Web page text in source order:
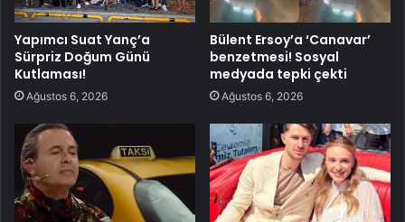
Yapımcı Suat Yanç’a
Sürpriz Doğum Günü
Kutlaması!
Ağustos 6, 2026
Bülent Ersoy’a ‘Canavar’
benzetmesi! Sosyal
medyada tepki çekti
Ağustos 6, 2026